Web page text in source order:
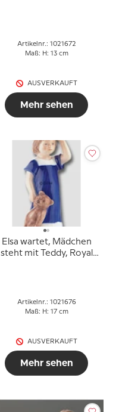
Artikelnr.: 1021672
Maß: H: 13 cm
AUSVERKAUFT
Mehr sehen
Elsa wartet, Mädchen
steht mit Teddy, Royal
Artikelnr.: 1021676
Maß: H: 17 cm
AUSVERKAUFT
Mehr sehen